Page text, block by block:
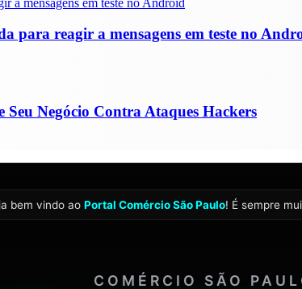
para reagir a mensagens em teste no
Negócio Contra Ataques Hackers
bem vindo ao Portal Comércio São Paulo! É sempre
COMÉRCIO SÃO